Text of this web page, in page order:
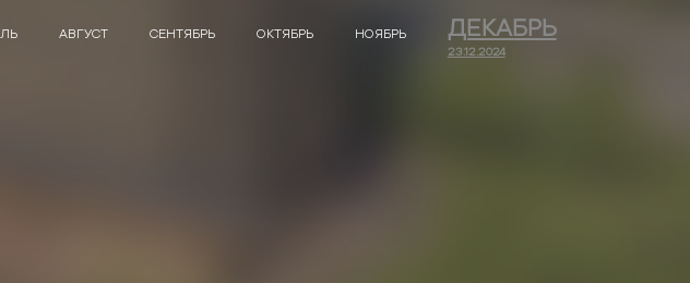
АВГУСТ СЕНТЯБРЬ ОКТЯБРЬ НОЯБРЬ ДЕКАБРЬ
23.12.2024